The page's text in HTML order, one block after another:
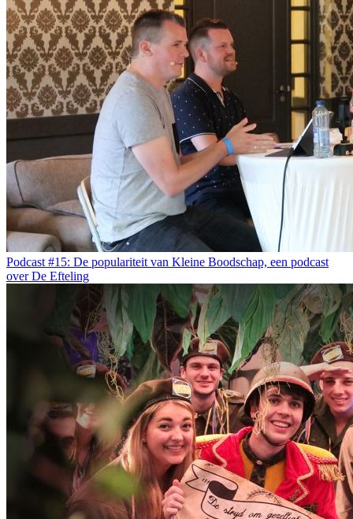
Podcast #15: De populariteit van Kleine Boodschap, een podcast
over De Efteling